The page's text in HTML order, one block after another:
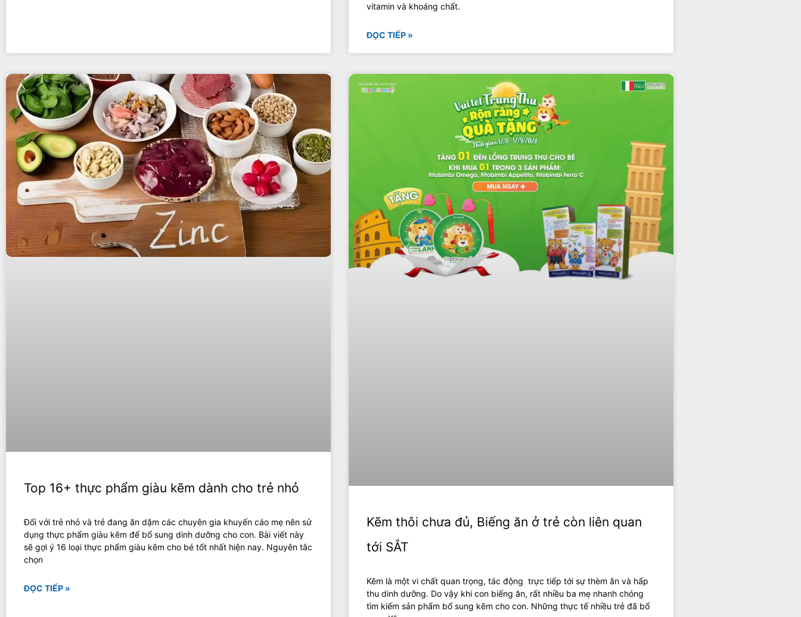
vitamin và khoáng chất.
ĐỌC TIẾP »
Top 16+ thực phẩm giàu kẽm dành cho trẻ nhỏ
Đối với trẻ nhỏ và trẻ đang ăn dặm các chuyên gia khuyến cáo mẹ nên sử
dụng thực phẩm giàu kẽm để bổ sung dinh dưỡng cho con. Bài viết này
sẽ gợi ý 16 loại thực phẩm giàu kẽm cho bé tốt nhất hiện nay. Nguyên tắc
chọn
ĐỌC TIẾP »
Kẽm thôi chưa đủ, Biếng ăn ở trẻ còn liên quan
tới SẮT
Kẽm là một vi chất quan trọng, tác động trực tiếp tới sự thèm ăn và hấp
thu dinh dưỡng. Do vậy khi con biếng ăn, rất nhiều ba mẹ nhanh chóng
tìm kiếm sản phẩm bổ sung kẽm cho con. Những thực tế nhiều trẻ đã bổ